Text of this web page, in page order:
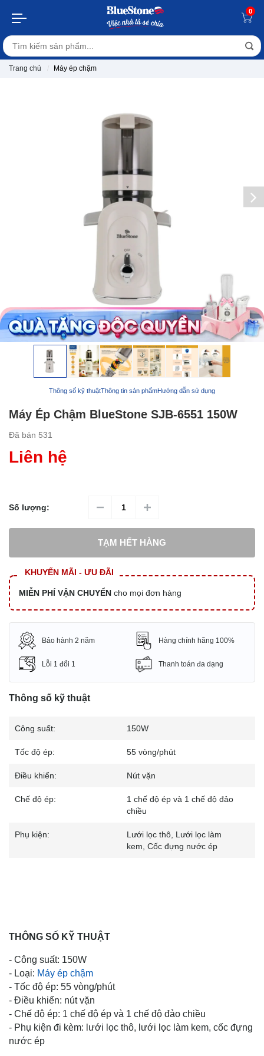
0
Trang chủ Máy ép chậm
Thông số kỹ thuậtThông tin sản phẩmHướng dẫn sử dụng
Máy Ép Chậm BlueStone SJB-6551 150W
Đã bán 531
Liên hệ
Số lượng:
TẠM HẾT HÀNG
KHUYẾN MÃI - ƯU ĐÃI
MIỄN PHÍ VẬN CHUYỂN cho mọi đơn hàng
Bảo hành 2 năm Hàng chính hãng 100%
Lỗi 1 đổi 1 Thanh toán đa dạng
Thông số kỹ thuật
Công suất: 150W
Tốc độ ép: 55 vòng/phút
Điều khiển: Nút vặn
Chế độ ép:
1 chế độ ép và 1 chế độ đảo
chiều
Phụ kiện:
Lưới lọc thô, Lưới lọc làm
kem, Cốc đựng nước ép
THÔNG SỐ KỸ THUẬT
- Công suất: 150W
- Loại: Máy ép chậm
- Tốc độ ép: 55 vòng/phút
- Điều khiển: nút vặn
- Chế độ ép: 1 chế độ ép và 1 chế độ đảo chiều
- Phụ kiện đi kèm: lưới lọc thô, lưới lọc làm kem, cốc đựng
nước ép